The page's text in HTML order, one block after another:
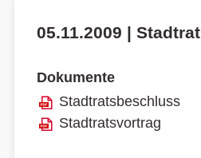
05.11.2009 | Stadtrat
Dokumente
Stadtratsbeschluss
Stadtratsvortrag